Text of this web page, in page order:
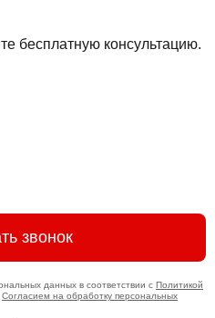
бесплатную консультацию.
звонок
данных в соответствии с Политикой
Согласием на обработку персональных